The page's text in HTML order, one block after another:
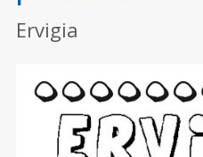
Ervigia